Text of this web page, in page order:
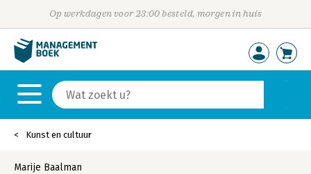
Op werkdagen voor 23:00 besteld, morgen in huis
Kunst en cultuur
Marije Baalman